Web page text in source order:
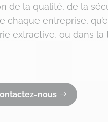
de la qualité, de la
chaque entreprise,
extractive, ou dans
nous